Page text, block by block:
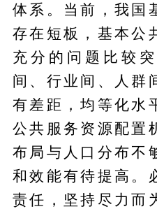
体系。当前，我国
存在短板，基本公
充分的问题比较
间、行业间、人群
有差距，均等化水
公共服务资源配置
布局与人口分布不
和效能有待提高。
责任，坚持尽力而